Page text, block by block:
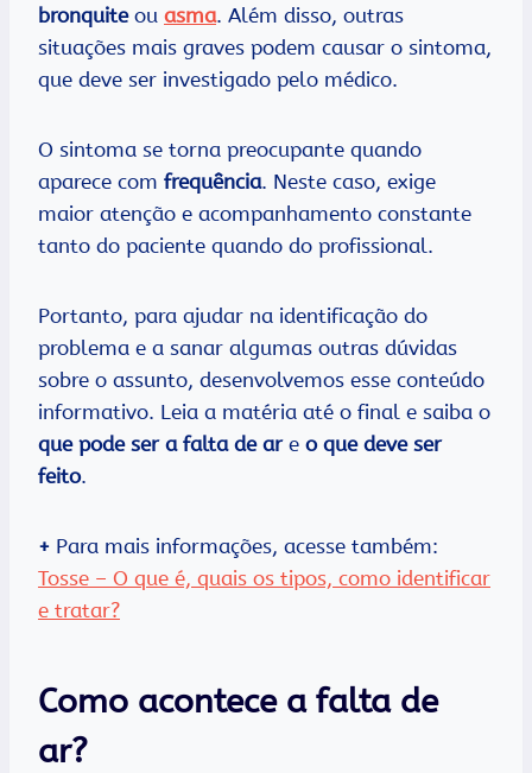
bronquite ou asma. Além disso, outras
situações mais graves podem causar o sintoma,
que deve ser investigado pelo médico.
O sintoma se torna preocupante quando
aparece com frequência. Neste caso, exige
maior atenção e acompanhamento constante
tanto do paciente quando do profissional.
Portanto, para ajudar na identificação do
problema e a sanar algumas outras dúvidas
sobre o assunto, desenvolvemos esse conteúdo
informativo. Leia a matéria até o final e saiba o
que pode ser a falta de are o que deve ser
feito.
+ Para mais informações, acesse também:
Tosse – O que é, quais os tipos, como identificar
e tratar?
Como acontece a falta de
ar?